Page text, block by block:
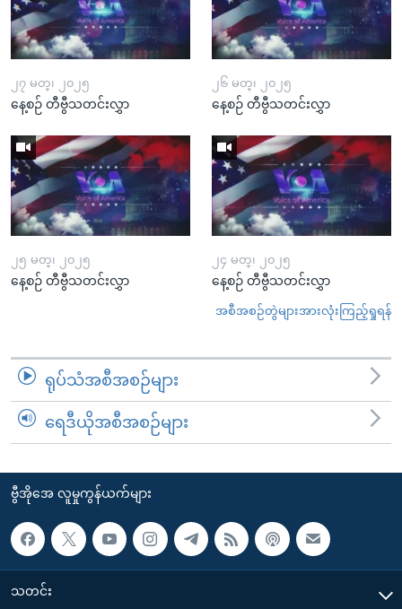
၂၇ မတ္၊ ၂၀၂၅
နေ့စဉ် တီဗွီသတင်းလွှာ
၂၆ မတ္၊ ၂၀၂၅
နေ့စဉ် တီဗွီသတင်းလွှာ
၂၅ မတ္၊ ၂၀၂၅
နေ့စဉ် တီဗွီသတင်းလွှာ
၂၄ မတ္၊ ၂၀၂၅
နေ့စဉ် တီဗွီသတင်းလွှာ
အစီအစဉ်တွဲများအားလုံးကြည့်ရှုရန်
ရုပ်သံအစီအစဉ်များ
ရေဒီယိုအစီအစဉ်များ
ဗွီအိုအေ လူမှုကွန်ယက်များ
သတင်း